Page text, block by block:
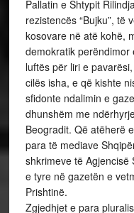
Pallatin e Shtypit
rezistencës “Bujku”, të
kosovare në atë kohë,
demokratik perëndimor
luftës për liri e
cilës isha, e që kishte
sfidonte ndalimin e
dhunshëm me
Beogradit. Që atëherë
para të mediave
shkrimeve të
e tyre në gazetën e
Prishtinë.
Zgjedhjet e para